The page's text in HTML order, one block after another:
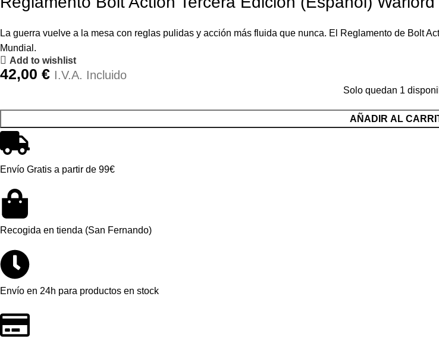
La guerra vuelve a la mesa con reglas pulidas y acción más fluida que nunca. El Reglamento de Bolt
Mundial.
Add to wishlist
42,00 € I.V.A. Incluido
Solo quedan 1
AÑADIR AL
Envío Gratis a partir de 99€
Recogida en tienda (San Fernando)
Envío en 24h para productos en stock